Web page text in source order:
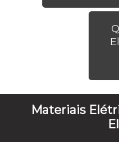
Materiais